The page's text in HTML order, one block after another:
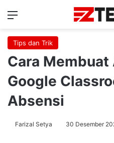
Menu
Tips dan Trik
Cara Membuat
Google
Absensi
Farizal Setya 30 Desember